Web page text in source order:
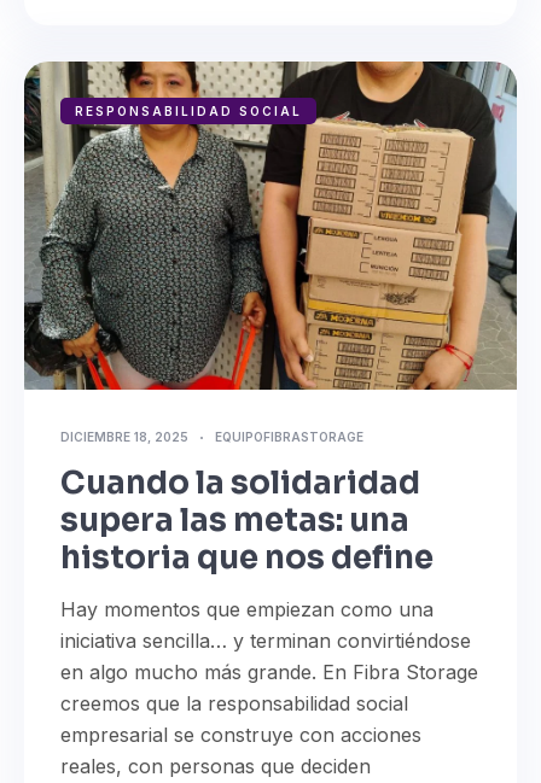
RESPONSABILIDAD SOCIAL
DICIEMBRE 18, 2025 EQUIPOFIBRASTORAGE
Cuando la solidaridad
supera las metas: una
historia que nos define
Hay momentos que empiezan como una
iniciativa sencilla… y terminan convirtiéndose
en algo mucho más grande. En Fibra Storage
creemos que la responsabilidad social
empresarial se construye con acciones
reales, con personas que deciden